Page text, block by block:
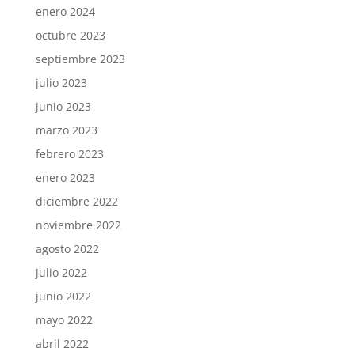
enero 2024
octubre 2023
septiembre 2023
julio 2023
junio 2023
marzo 2023
febrero 2023
enero 2023
diciembre 2022
noviembre 2022
agosto 2022
julio 2022
junio 2022
mayo 2022
abril 2022